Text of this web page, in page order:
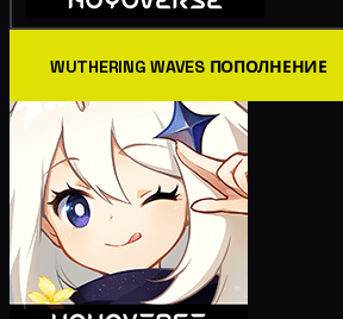
WUTHERING WAVES ПОПОЛНЕНИЕ